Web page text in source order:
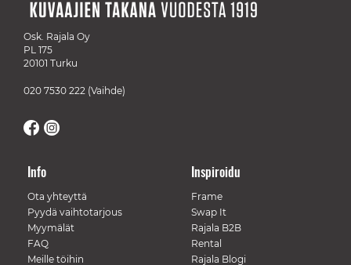
Osk. Rajala Oy
PL 175
20101 Turku
020 7530 222 (Vaihde)
Info
Ota yhteyttä
Pyydä vaihtotarjous
Myymälät
FAQ
Meille töihin
Inspiroidu
Frame
Swap It
Rajala B2B
Rental
Rajala Blogi